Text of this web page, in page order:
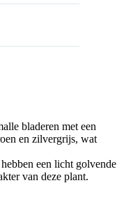
bladeren met een
en zilvergrijs, wat
een licht golvende
van deze plant.